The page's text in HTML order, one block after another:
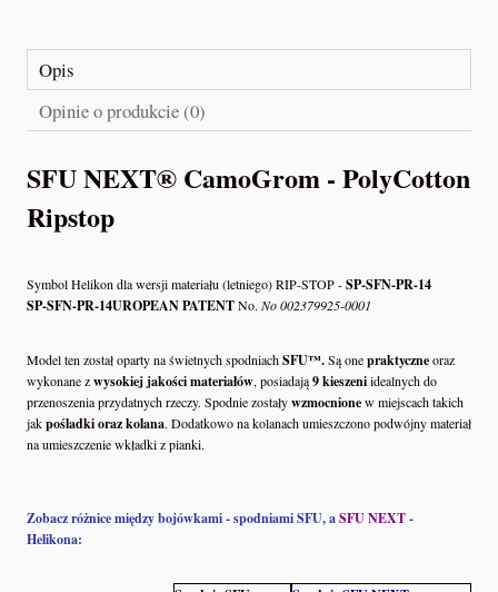
Opis
Opinie o produkcie (0)
SFU NEXT® CamoGrom - PolyCotton
Ripstop
Symbol Helikon dla wersji materiału (letniego) RIP-STOP -SP-SFN-PR-14
SP-SFN-PR-14UROPEAN PATENTNo. No 002379925-0001
Model ten został oparty na świetnych spodniachSFU™.Są onepraktyczneoraz
wykonane zwysokiej jakości materiałów, posiadają9 kieszeniidealnych do
przenoszenia przydatnych rzeczy. Spodnie zostaływzmocnionew miejscach takich
jakpośladki oraz kolana. Dodatkowo na kolanach umieszczono podwójny materiał
na umieszczenie wkładki z pianki.
Zobacz różnice między bojówkami - spodniami SFU, aSFU NEXT-
Helikona: